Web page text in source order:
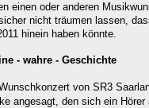
einen oder anderen
nicht träumen lassen,
hinein haben könnte.
- wahre - Geschichte
von SR3
angesagt, den sich ein Hörer